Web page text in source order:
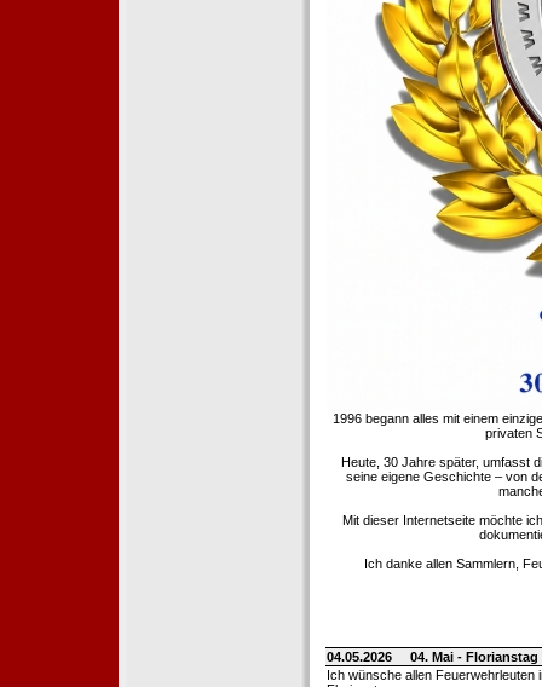
1996 begann alles mit einem
privaten
Heute, 30 Jahre später, umfasst
seine eigene Geschichte – von
Mit dieser Internetseite möchte
Ich danke allen Sammlern,
04.05.2026
04. Mai -
Ich wünsche allen Feuerwehrleuten